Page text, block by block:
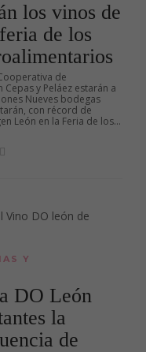
los vinos de
de los
de
y Peláez estarán a
Nueves bodegas
con récord de
León en la Feria de los...
Y
DO León
la
de